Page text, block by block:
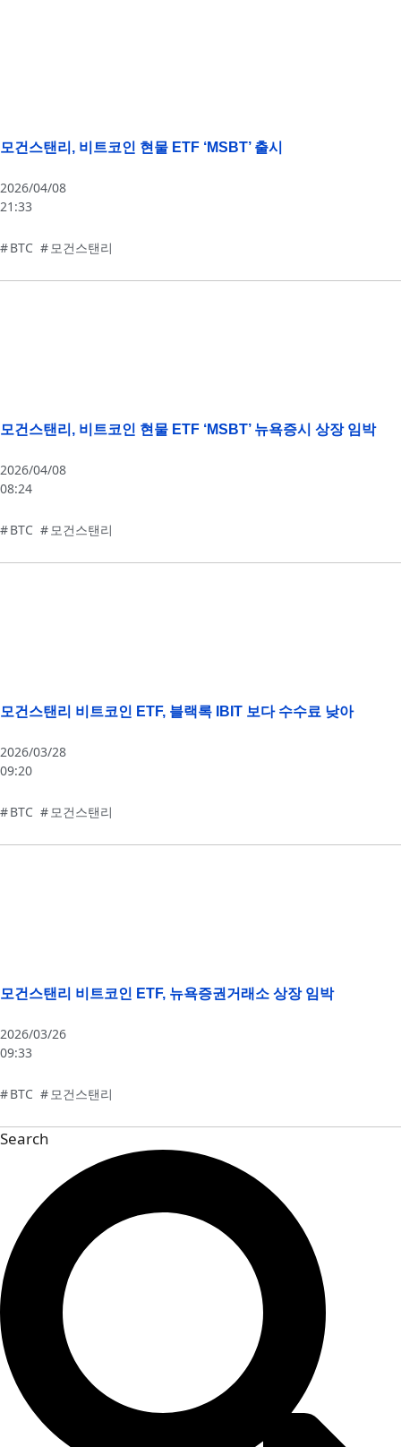
모건스탠리, 비트코인 현물 ETF ‘MSBT’ 출시
2026/04/08
21:33
BTC 모건스탠리
모건스탠리, 비트코인 현물 ETF ‘MSBT’ 뉴욕증시 상장 임박
2026/04/08
08:24
BTC 모건스탠리
모건스탠리 비트코인 ETF, 블랙록 IBIT 보다 수수료 낮아
2026/03/28
09:20
BTC 모건스탠리
모건스탠리 비트코인 ETF, 뉴욕증권거래소 상장 임박
2026/03/26
09:33
BTC 모건스탠리
Search